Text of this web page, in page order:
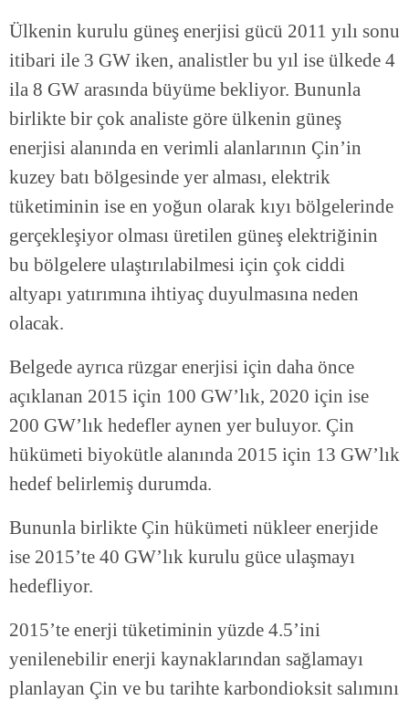
Ülkenin kurulu güneş enerjisi gücü 2011 yılı sonu
itibari ile 3 GW iken, analistler bu yıl ise ülkede 4
ila 8 GW arasında büyüme bekliyor. Bununla
birlikte bir çok analiste göre ülkenin güneş
enerjisi alanında en verimli alanlarının Çin’in
kuzey batı bölgesinde yer alması, elektrik
tüketiminin ise en yoğun olarak kıyı bölgelerinde
gerçekleşiyor olması üretilen güneş elektriğinin
bu bölgelere ulaştırılabilmesi için çok ciddi
altyapı yatırımına ihtiyaç duyulmasına neden
olacak.
Belgede ayrıca rüzgar enerjisi için daha önce
açıklanan 2015 için 100 GW’lık, 2020 için ise
200 GW’lık hedefler aynen yer buluyor. Çin
hükümeti biyokütle alanında 2015 için 13 GW’lık
hedef belirlemiş durumda.
Bununla birlikte Çin hükümeti nükleer enerjide
ise 2015’te 40 GW’lık kurulu güce ulaşmayı
hedefliyor.
2015’te enerji tüketiminin yüzde 4.5’ini
yenilenebilir enerji kaynaklarından sağlamayı
planlayan Çin ve bu tarihte karbondioksit salımını